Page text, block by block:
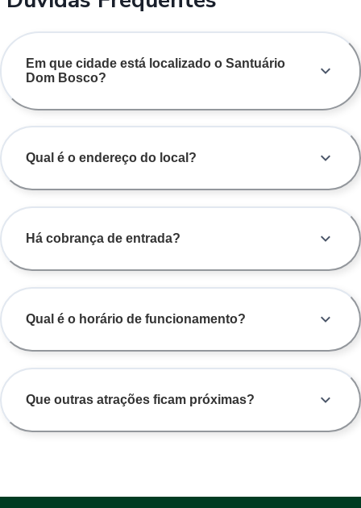
Em que cidade está localizado o Santuário
Dom Bosco?
Qual é o endereço do local?
Há cobrança de entrada?
Qual é o horário de funcionamento?
Que outras atrações ficam próximas?